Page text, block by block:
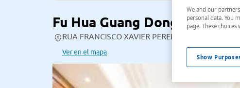
Fu Hua Guang Dong Hotel
RUA FRANCISCO XAVIER PEREIRA 98-102, , Macao,
Ver en el mapa
We and our
personal data. You
page. These
Show